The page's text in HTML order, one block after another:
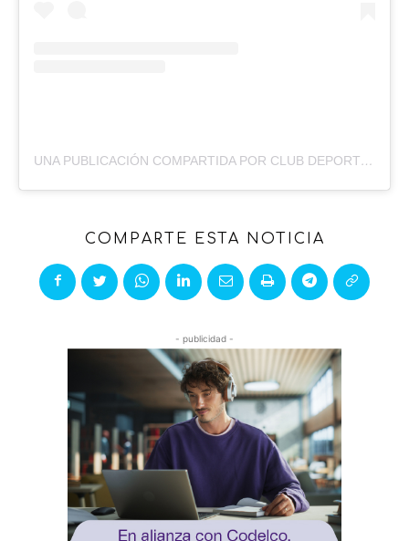
UNA PUBLICACIÓN COMPARTIDA POR CLUB DEPORTES ANTOFAGASTA (@CLUBDEPORTESANTOFAGASTA)
COMPARTE ESTA NOTICIA
- publicidad -